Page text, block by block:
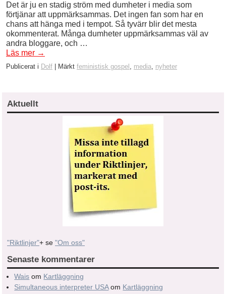
Det är ju en stadig ström med dumheter i media som
förtjänar att uppmärksammas. Det ingen fan som har en
chans att hänga med i tempot. Så tyvärr blir det mesta
okommenterat. Många dumheter uppmärksammas väl av
andra bloggare, och …
Läs mer →
Publicerat i Dolf Märkt feministisk gospel , media, nyheter
Aktuellt
"Riktlinjer"+ se "Om oss"
Senaste kommentarer
Wais om Kartläggning
Simultaneous interpreter USAom Kartläggning